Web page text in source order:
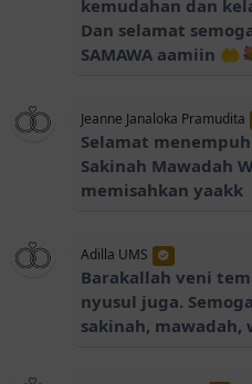
kemudahan dan
Dan selamat
SAMAWA aamiin
Jeanne Janaloka Pramudita
Selamat
Sakinah Mawadah
memisahkan yaakk
Adilla UMS
Barakallah veni
nyusul juga.
sakinah, mawadah,